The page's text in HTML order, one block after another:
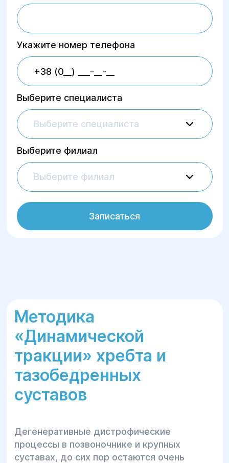
Укажите номер телефона
Выберите специалиста
Выберите специалиста
Выберите филиал
Выберите филиал
Записаться
Методика
«Динамической
тракции» хребта и
тазобедренных
суставов
Дегенеративные дистрофические
процессы в позвоночнике и крупных
суставах, до сих пор остаются очень